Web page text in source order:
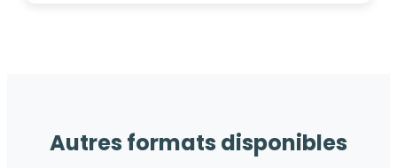
Autres formats disponibles